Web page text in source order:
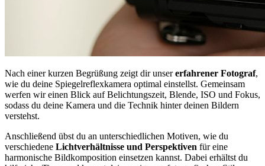
Nach einer kurzen Begrüßung zeigt dir unsererfahrener Fotograf,
wie du deine Spiegelreflexkamera optimal einstellst. Gemeinsam
werfen wir einen Blick auf Belichtungszeit, Blende, ISO und Fokus,
sodass du deine Kamera und die Technik hinter deinen Bildern
verstehst.
Anschließend übst du an unterschiedlichen Motiven, wie du
verschiedene Lichtverhältnisse und Perspektiven für eine
harmonische Bildkomposition einsetzen kannst. Dabei erhältst du